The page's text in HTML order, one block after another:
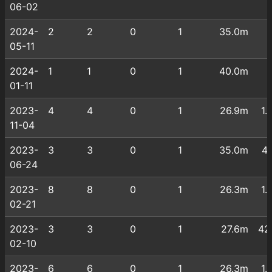
06-02
2024-
05-11
2 2 0 1 35.0m
2024-
01-11
1 1 0 1 40.0m
2023-
11-04
4 4 0 1 26.9m
2023-
06-24
3 3 0 1 35.0m
2023-
02-21
8 8 0 1 26.3m
2023-
02-10
3 3 0 1 27.6m
2023- 6 6 0 1 26.3m